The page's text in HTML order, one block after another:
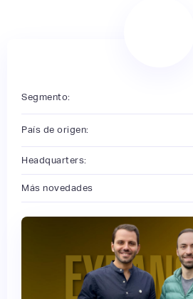
Segmento:
País de origen:
Headquarters:
Más novedades